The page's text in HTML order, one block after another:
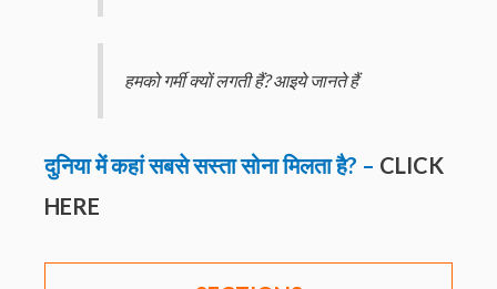
हमको गर्मी क्यों लगती हैं? आइये जानते हैं
दुनिया में कहां सबसे सस्ता सोना मिलता है? – CLICK
HERE